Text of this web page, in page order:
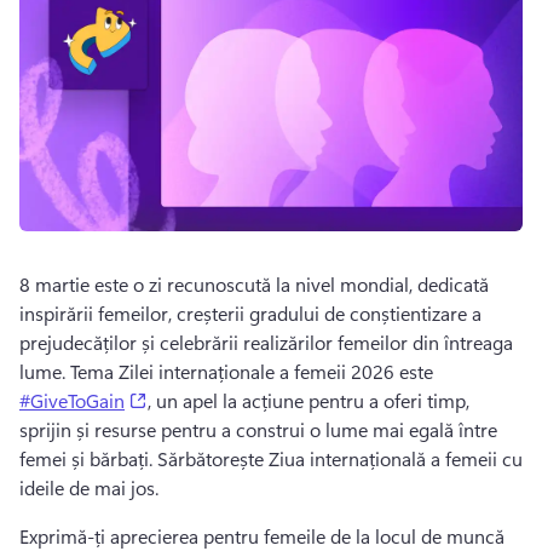
8 martie este o zi recunoscută la nivel mondial, dedicată
inspirării femeilor, creșterii gradului de conștientizare a
prejudecăților și celebrării realizărilor femeilor din întreaga
lume. Tema Zilei internaționale a femeii 2026 este
#GiveToGain
(opens in a new tab)
, un apel la acțiune pentru a oferi timp,
sprijin și resurse pentru a construi o lume mai egală între
femei și bărbați. Sărbătorește Ziua internațională a femeii cu
ideile de mai jos.
Exprimă-ți aprecierea pentru femeile de la locul de muncă